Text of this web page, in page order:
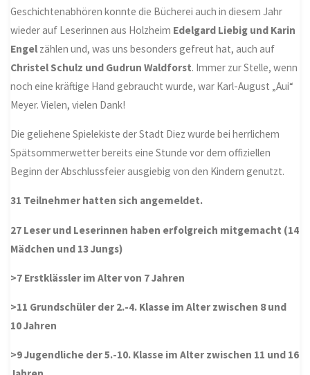
Geschichtenabhören konnte die Bücherei auch in diesem Jahr
wieder auf Leserinnen aus Holzheim Edelgard Liebig und Karin
Engel zählen und, was uns besonders gefreut hat, auch auf
Christel Schulz und Gudrun Waldforst. Immer zur Stelle, wenn
noch eine kräftige Hand gebraucht wurde, war Karl-August „Aui“
Meyer. Vielen, vielen Dank!
Die geliehene Spielekiste der Stadt Diez wurde bei herrlichem
Spätsommerwetter bereits eine Stunde vor dem offiziellen
Beginn der Abschlussfeier ausgiebig von den Kindern genutzt.
31 Teilnehmer hatten sich angemeldet.
27 Leser und Leserinnen haben erfolgreich mitgemacht (14
Mädchen und 13 Jungs)
>7 Erstklässler im Alter von 7 Jahren
>11 Grundschüler der 2.-4. Klasse im Alter zwischen 8 und
10 Jahren
>9 Jugendliche der 5.-10. Klasse im Alter zwischen 11 und 16